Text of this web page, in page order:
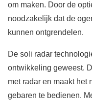
om maken. Door de
noodzakelijk dat de
kunnen ontgrendelen.
De soli radar
ontwikkeling geweest.
met radar en maakt het
gebaren te bedienen.